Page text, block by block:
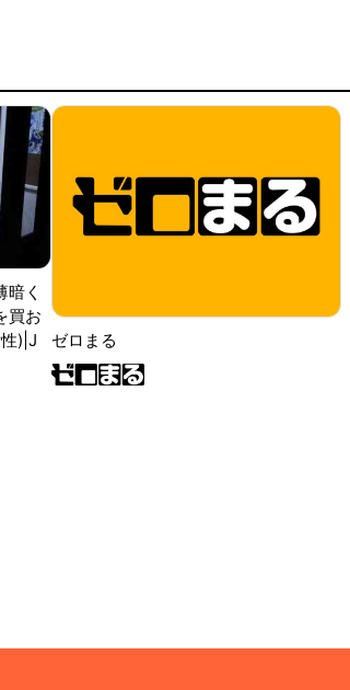
暗く
買お
)|J
ゼロまる